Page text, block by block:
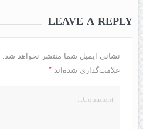
LEAVE A REPLY
نشانی ایمیل شما منتشر نخواهد شد.
علامت‌گذاری شده‌اند *